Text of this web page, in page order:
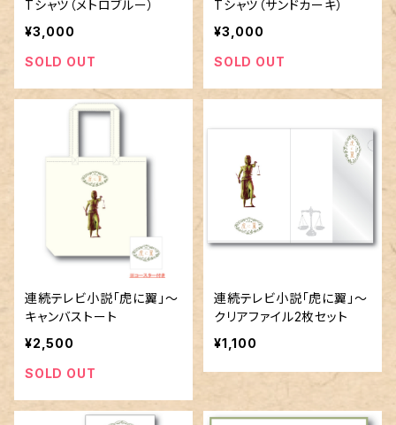
Tシャツ（メトロブルー）
¥3,000
SOLD OUT
Tシャツ（サンドカーキ）
¥3,000
SOLD OUT
連続テレビ小説「虎に翼」～
キャンバストート
¥2,500
SOLD OUT
連続テレビ小説「虎に翼」～
クリアファイル2枚セット
¥1,100